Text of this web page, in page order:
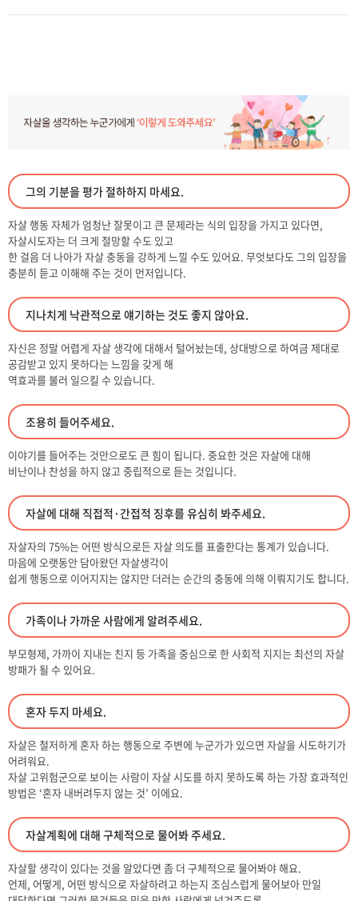
그의 기분을 평가 절하하지 마세요.
자살 행동 자체가 엄청난 잘못이고 큰 문제라는 식의 입장을 가지고 있다면,
자살시도자는 더 크게 절망할 수도 있고
한 걸음 더 나아가 자살 충동을 강하게 느낄 수도 있어요. 무엇보다도 그의 입장을
충분히 듣고 이해해 주는 것이 먼저입니다.
지나치게 낙관적으로 얘기하는 것도 좋지 않아요.
자신은 정말 어렵게 자살 생각에 대해서 털어놨는데, 상대방으로 하여금 제대로
공감받고 있지 못하다는 느낌을 갖게 해
역효과를 불러 일으킬 수 있습니다.
조용히 들어주세요.
이야기를 들어주는 것만으로도 큰 힘이 됩니다. 중요한 것은 자살에 대해
비난이나 찬성을 하지 않고 중립적으로 듣는 것입니다.
자살에 대해 직접적·간접적 징후를 유심히 봐주세요.
자살자의 75%는 어떤 방식으로든 자살 의도를 표출한다는 통계가 있습니다.
마음에 오랫동안 담아왔던 자살생각이
쉽게 행동으로 이어지지는 않지만 더러는 순간의 충동에 의해 이뤄지기도 합니다.
가족이나 가까운 사람에게 알려주세요.
부모형제, 가까이 지내는 친지 등 가족을 중심으로 한 사회적 지지는 최선의 자살
방패가 될 수 있어요.
혼자 두지 마세요.
자살은 철저하게 혼자 하는 행동으로 주변에 누군가가 있으면 자살을 시도하기가
어려워요.
자살 고위험군으로 보이는 사람이 자살 시도를 하지 못하도록 하는 가장 효과적인
방법은 ‘혼자 내버려두지 않는 것’ 이에요.
자살계획에 대해 구체적으로 물어봐 주세요.
자살할 생각이 있다는 것을 알았다면 좀 더 구체적으로 물어봐야 해요.
언제, 어떻게, 어떤 방식으로 자살하려고 하는지 조심스럽게 물어보아 만일